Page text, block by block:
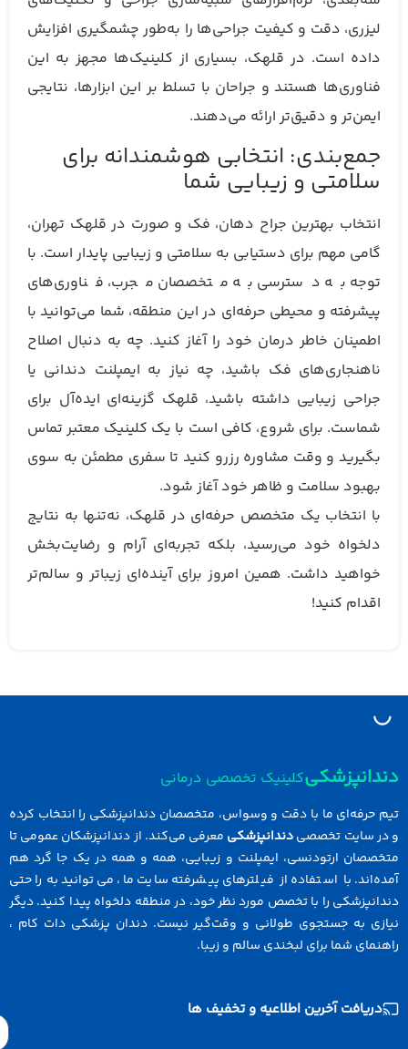
لیزری، دقت و کیفیت جراحی‌ها را به‌طور چشمگیری افزایش
داده است. در قلهک، بسیاری از کلینیک‌ها مجهز به این
فناوری‌ها هستند و جراحان با تسلط بر این ابزارها، نتایجی
ایمن‌تر و دقیق‌تر ارائه می‌دهند.
جمع‌بندی: انتخابی هوشمندانه برای
سلامتی و زیبایی شما
انتخاب بهترین جراح دهان، فک و صورت در قلهک تهران،
گامی مهم برای دستیابی به سلامتی و زیبایی پایدار است. با
توجه به دسترسی به متخصصان مجرب، فناوری‌های
پیشرفته و محیطی حرفه‌ای در این منطقه، شما می‌توانید با
اطمینان خاطر درمان خود را آغاز کنید. چه به دنبال اصلاح
ناهنجاری‌های فک باشید، چه نیاز به ایمپلنت دندانی یا
جراحی زیبایی داشته باشید، قلهک گزینه‌ای ایده‌آل برای
شماست. برای شروع، کافی است با یک کلینیک معتبر تماس
بگیرید و وقت مشاوره رزرو کنید تا سفری مطمئن به سوی
بهبود سلامت و ظاهر خود آغاز شود.
با انتخاب یک متخصص حرفه‌ای در قلهک، نه‌تنها به نتایج
دلخواه خود می‌رسید، بلکه تجربه‌ای آرام و رضایت‌بخش
خواهید داشت. همین امروز برای آینده‌ای زیباتر و سالم‌تر
اقدام کنید!
کلینیک تخصصی درمانی
حرفه‌ای ما با دقت و وسواس، متخصصان دندانپزشکی را انتخاب کرده
سایت تخصصیدندانپزشکیمعرفی می‌کند. از دندانپزشکان عمومی تا
ارتودنسی، ایمپلنت و زیبایی، همه و همه در یک جا گرد هم
با استفاده از فیلترهای پیشرفته سایت ما، می‌توانید به راحتی
را با تخصص مورد نظر خود، در منطقه دلخواه پیدا کنید. دیگر
به جستجوی طولانی و وقت‌گیر نیست. دندان پزشکی دات کام ،
شما برای لبخندی سالم و زیبا.
دریافت آخرین اطلاعیه و تخفیف ها